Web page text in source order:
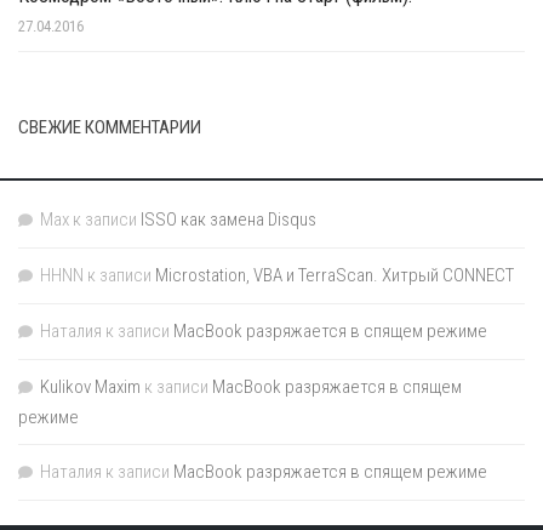
27.04.2016
СВЕЖИЕ КОММЕНТАРИИ
Max к записи ISSO как замена Disqus
HHNN к записи Microstation, VBA и TerraScan. Хитрый CONNECT
Наталия к записи MacBook разряжается в спящем режиме
Kulikov Maxim к записи MacBook разряжается в спящем
режиме
Наталия к записи MacBook разряжается в спящем режиме